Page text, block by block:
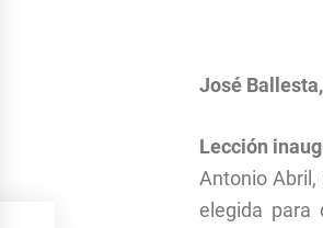
José
Lección
Antonio Abril,
elegida para